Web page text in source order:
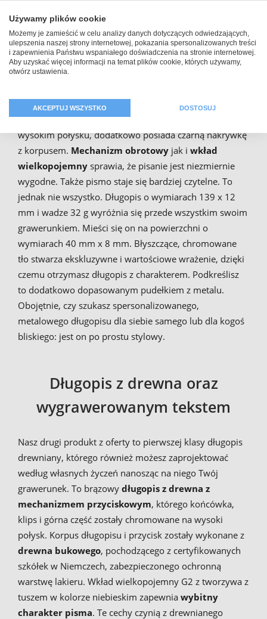
Długopis z indywidualnym
grawerem
Twój długopis z grawerunkiem może być na przykład
wyprodukowany przez firmę
. Jego metalowa
konstrukcja została wykończona powłoką z chromu o
wysokim połysku, dodatkowo posiada czarną nakrywkę
z korpusem. Mechanizm obrotowy jak i wkład
wielkopojemny sprawia, że pisanie jest niezmiernie
wygodne. Także pismo staje się bardziej czytelne. To
jednak nie wszystko. Długopis o wymiarach 139 x 12
mm i wadze 32 g wyróżnia się przede wszystkim swoim
grawerunkiem. Mieści się on na powierzchni o
wymiarach 40 mm x 8 mm. Błyszczące, chromowane
tło stwarza ekskluzywne i wartościowe wrażenie, dzięki
czemu otrzymasz długopis z charakterem. Podkreślisz
to dodatkowo dopasowanym pudełkiem z metalu.
Obojętnie, czy szukasz spersonalizowanego,
metalowego długopisu dla siebie samego lub dla kogoś
bliskiego: jest on po prostu stylowy.
Długopis z drewna oraz
wygrawerowanym tekstem
Nasz drugi produkt z oferty to pierwszej klasy długopis
drewniany, którego również możesz zaprojektować
według własnych życzeń nanosząc na niego Twój
grawerunek. To brązowy długopis z drewna z
mechanizmem przyciskowym, którego końcówka,
klips i górna część zostały chromowane na wysoki
połysk. Korpus długopisu i przycisk zostały wykonane z
drewna bukowego, pochodzącego z certyfikowanych
szkółek w Niemczech, zabezpieczonego ochronną
warstwę lakieru. Wkład wielkopojemny G2 z tworzywa z
tuszem w kolorze niebieskim zapewnia wybitny
charakter pisma. Te cechy czynią z drewnianego
Używamy plików cookie
Możemy je zamieścić w celu analizy danych dotyczących odwiedzających,
ulepszenia naszej strony internetowej, pokazania spersonalizowanych treści
i zapewnienia Państwu wspaniałego doświadczenia na stronie internetowej.
Aby uzyskać więcej informacji na temat plików cookie, których używamy,
otwórz ustawienia.
AKCEPTUJ WSZYSTKO DOSTOSUJ